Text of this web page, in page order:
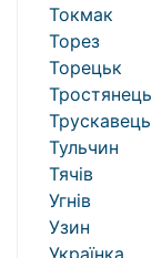
Токмак
Торез
Торецьк
Тростянець
Трускавець
Тульчин
Тячів
Угнів
Узин
Українка